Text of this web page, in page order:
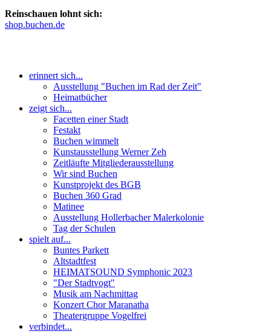
Reinschauen lohnt sich:
shop.buchen.de
erinnert sich...
Ausstellung "Buchen im Rad der Zeit"
Heimatbücher
zeigt sich...
Facetten einer Stadt
Festakt
Buchen wimmelt
Kunstausstellung Werner Zeh
Zeitläufte Mitgliederausstellung
Wir sind Buchen
Kunstprojekt des BGB
Buchen 360 Grad
Matinee
Ausstellung Hollerbacher Malerkolonie
Tag der Schulen
spielt auf...
Buntes Parkett
Altstadtfest
HEIMATSOUND Symphonic 2023
"Der Stadtvogt"
Musik am Nachmittag
Konzert Chor Maranatha
Theatergruppe Vogelfrei
verbindet...